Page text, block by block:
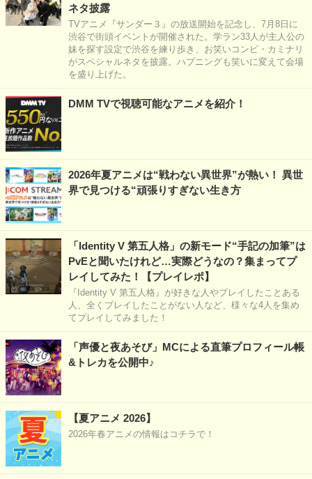
ネタ披露
TVアニメ『サンダー３』の放送開始を記念し、7月8日に
渋谷で街頭イベントが開催された。学ラン33人が主人公の
妹を探す設定で渋谷を練り歩き、お笑いコンビ・カミナリ
がスペシャルネタを披露。ハプニングも笑いに変えて会場
を盛り上げた。
DMM TVで視聴可能なアニメを紹介！
2026年夏アニメは“戦わない異世界”が熱い！ 異世
界で見つける“頑張りすぎない生き方
「Identity V 第五人格」の新モード“手記の加筆”は
PvEと聞いたけれど…実際どうなの？集まってプ
レイしてみた！【プレイレポ】
『Identity V 第五人格』が好きな人やプレイしたことある
人、全くプレイしたことがない人など、様々な4人を集め
てプレイしてみました！
「声優と夜あそび」MCによる直筆プロフィール帳
&トレカを公開中♪
【夏アニメ 2026】
2026年春アニメの情報はコチラで！